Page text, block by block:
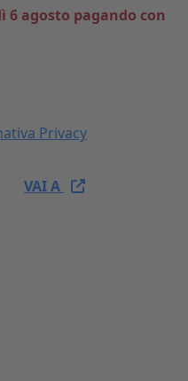
6 agosto pagando con
Privacy
VAI A